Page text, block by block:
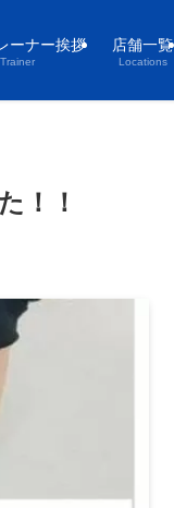
ーナー挨拶
Trainer
店舗一覧
Locations
！！